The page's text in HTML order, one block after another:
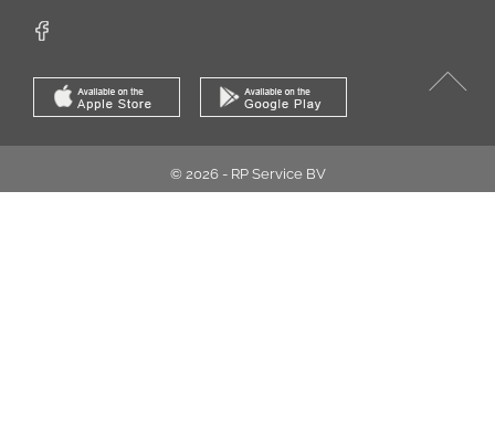
© 2026 - RP Service BV